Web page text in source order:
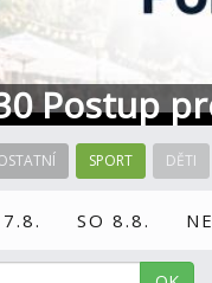
Postup
/ kontakt
SPORT DĚTI
SO 8.8.